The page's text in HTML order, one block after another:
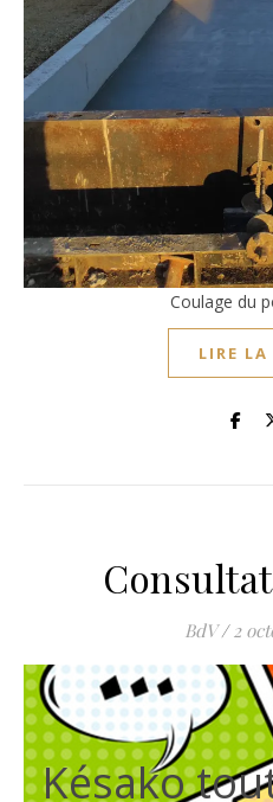
Coulage du
LIRE
BdV / 2
Késako